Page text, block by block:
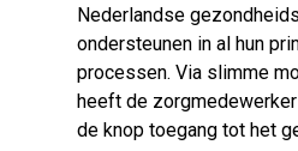
Nederlandse
ondersteunen in al hun
processen. Via slimme
heeft de
de knop toegang tot het